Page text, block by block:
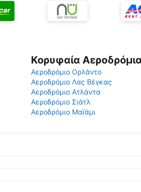
Κορυφαία
Αεροδρόμιο Ορλάντο
Αεροδρόμιο Λας Βέγκας
Αεροδρόμιο Ατλάντα
Αεροδρόμιο Σιάτλ
Αεροδρόμιο Μαϊάμι